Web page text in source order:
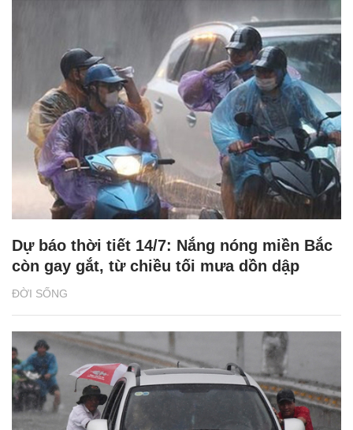
ĐỜI SỐNG
Dự báo thời tiết 14/7: Nắng nóng miền Bắc
còn gay gắt, từ chiều tối mưa dồn dập